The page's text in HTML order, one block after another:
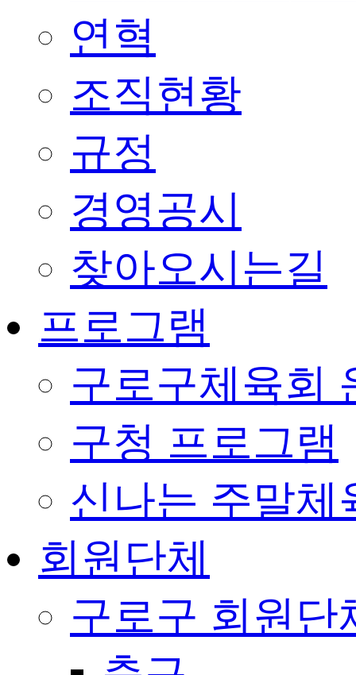
연혁
조직현황
규정
경영공시
찾아오시는길
프로그램
구로구체육회
구청 프로그램
신나는 주말체
회원단체
구로구 회원단